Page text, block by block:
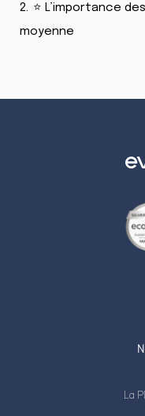
2. ⭐ L’importance
moyenne
La